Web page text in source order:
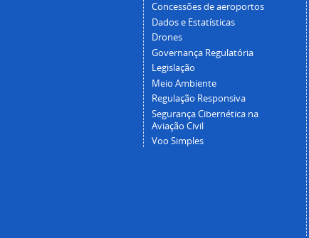
Concessões de aeroportos
Dados e Estatísticas
Drones
Governança Regulatória
Legislação
Meio Ambiente
Regulação Responsiva
Segurança Cibernética na
Aviação Civil
Voo Simples